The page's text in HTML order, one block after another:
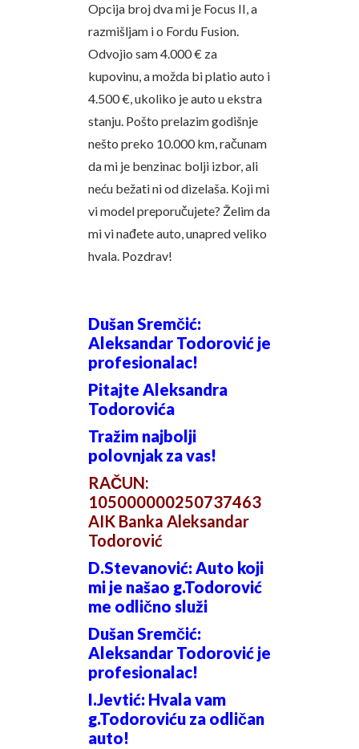
Opcija broj dva mi je Focus II, a
razmišljam i o Fordu Fusion.
Odvojio sam 4.000 € za
kupovinu, a možda bi platio auto i
4.500 €, ukoliko je auto u ekstra
stanju. Pošto prelazim godišnje
nešto preko 10.000 km, računam
da mi je benzinac bolji izbor, ali
neću bežati ni od dizelaša. Koji mi
vi model preporučujete? Želim da
mi vi nađete auto, unapred veliko
hvala. Pozdrav!
Dušan Sremčić:
Aleksandar Todorović je
profesionalac!
Pitajte Aleksandra
Todorovića
Tražim najbolji
polovnjak za vas!
RAČUN:
105000000250737463
AIK Banka Aleksandar
Todorović
D.Stevanović: Auto koji
mi je našao g.Todorović
me odlično služi
Dušan Sremčić:
Aleksandar Todorović je
profesionalac!
I.Jevtić: Hvala vam
g.Todoroviću za odličan
auto!